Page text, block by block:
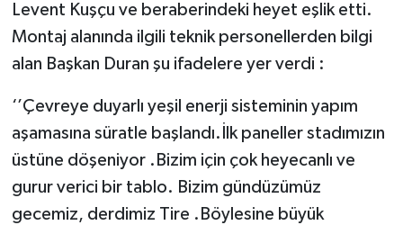
Levent Kuşçu ve beraberindeki heyet eşlik etti.
Montaj alanında ilgili teknik personellerden bilgi
alan Başkan Duran şu ifadelere yer verdi :
‘’Çevreye duyarlı yeşil enerji sisteminin yapım
aşamasına süratle başlandı.İlk paneller stadımızın
üstüne döşeniyor .Bizim için çok heyecanlı ve
gurur verici bir tablo. Bizim gündüzümüz
gecemiz, derdimiz Tire .Böylesine büyük